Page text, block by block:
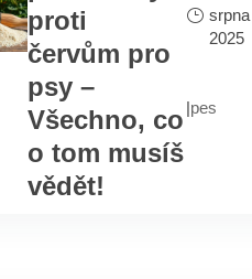
proti
červům pro
psy –
Všechno, co
o tom musíš
vědět!
srpna
2025
|pes